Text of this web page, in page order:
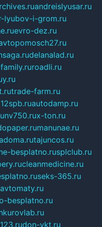
andreislyusar.ru
lyubov-i-grom.ru
evro-dez.ru
delanalad.ru
roadli.ru
trade-farm.ru
autodamp.ru
nv750.rux-ton.ru
manunae.ru
tajuncos.ru
besplatno.rusplclub.ru
cleanmedicine.ru
seks-365.ru
besplatno.ru
don-ykt.ru